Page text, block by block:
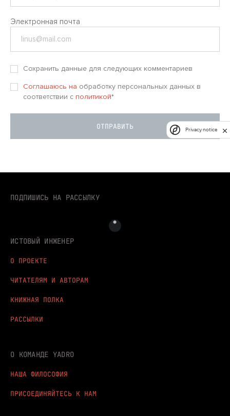
Электронная почта
Сохранить данные для следующих комментариев
Соглашаюсь на обработку персональных данных в
соответствии сполитикой*
ИСТОВЫЙ ИНЖЕНЕР
О ПРОЕКТЕ
ЧИТАТЕЛЯМ И АВТОРАМ
КНИЖНАЯ ПОЛКА
РАССЫЛКИ
О КОМАНДЕ YADRO
НАША ФИЛОСОФИЯ
ПРИСОЕДИНЯЙТЕСЬ К НАМ
ПОДПИШИСЬ НА РАССЫЛКУ
Privacy notice